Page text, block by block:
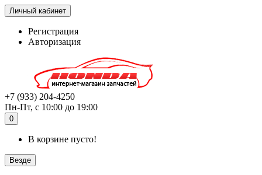
Личный кабинет
Регистрация
Авторизация
+7 (933) 204-4250
Пн-Пт, с 10:00 до 19:00
0
В корзине пусто!
Везде